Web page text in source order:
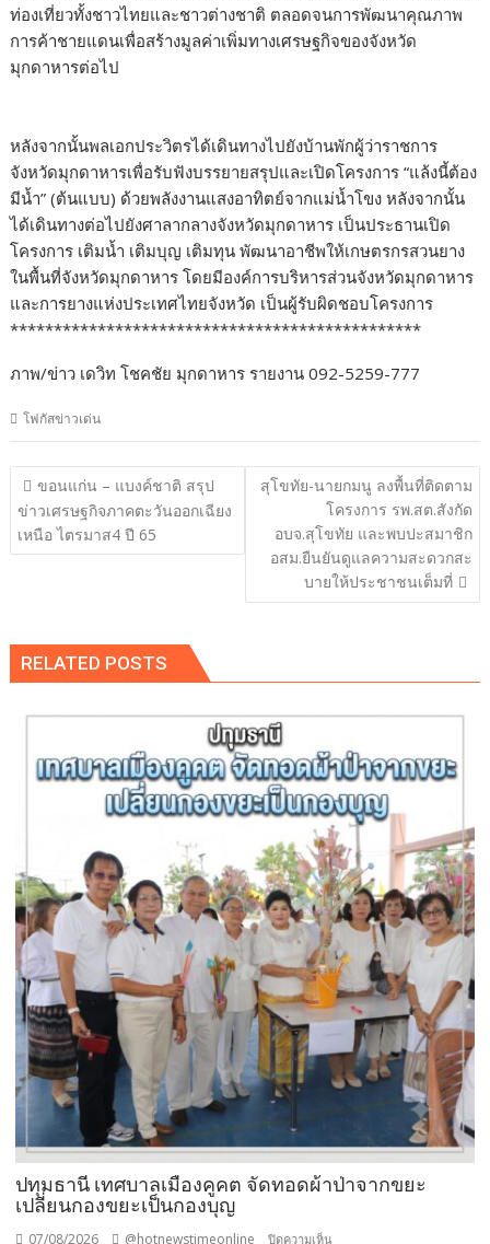
ท่องเที่ยวทั้งชาวไทยและชาวต่างชาติ ตลอดจนการพัฒนาคุณภาพ
การค้าชายแดนเพื่อสร้างมูลค่าเพิ่มทางเศรษฐกิจของจังหวัด
มุกดาหารต่อไป
หลังจากนั้นพลเอกประวิตรได้เดินทางไปยังบ้านพักผู้ว่าราชการ
จังหวัดมุกดาหารเพื่อรับฟังบรรยายสรุปและเปิดโครงการ “แล้งนี้ต้อง
มีน้ำ” (ต้นแบบ) ด้วยพลังงานแสงอาทิตย์จากแม่น้ำโขง หลังจากนั้น
ได้เดินทางต่อไปยังศาลากลางจังหวัดมุกดาหาร เป็นประธานเปิด
โครงการ เติมน้ำ เติมบุญ เติมทุน พัฒนาอาชีพให้เกษตรกรสวนยาง
ในพื้นที่จังหวัดมุกดาหาร โดยมีองค์การบริหารส่วนจังหวัดมุกดาหาร
และการยางแห่งประเทศไทยจังหวัด เป็นผู้รับผิดชอบโครงการ
***********************************************
ภาพ/ข่าว เดวิท โชคชัย มุกดาหาร รายงาน 092-5259-777
โฟกัสข่าวเด่น
แนะแนว
เรื่อง
ขอนแก่น – แบงค์ชาติ สรุป
ข่าวเศรษฐกิจภาคตะวันออกเฉียง
เหนือ ไตรมาส4 ปี 65
สุโขทัย-นายกมนู ลงพื้นที่ติดตาม
โครงการ รพ.สต.สังกัด
อบจ.สุโขทัย และพบปะสมาชิก
อสม.ยืนยันดูแลความสะดวกสะ
บายให้ประชาชนเต็มที่
RELATED POSTS
ปทุมธานี เทศบาลเมืองคูคต จัดทอดผ้าป่าจากขยะ
เปลี่ยนกองขยะเป็นกองบุญ
07/08/2026 @hotnewstimeonline ปิดความเห็น